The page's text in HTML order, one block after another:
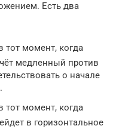
Есть два
момент, когда
медленный против
о начале
тот момент, когда
в горизонтальное